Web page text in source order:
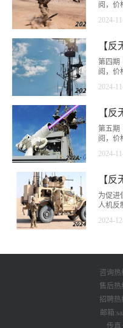
阅，价
2024-
第四期
阅，价
2024-
第五期
阅，价
2024-
为促进
人机反
线电技
2024-
咨询热
售后热
招聘热
邮箱
传真